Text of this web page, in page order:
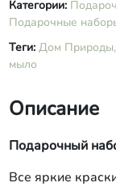
Категории:
Подарочные
Теги: Дом Природы,
мыло
Описание
Подарочный
Все яркие